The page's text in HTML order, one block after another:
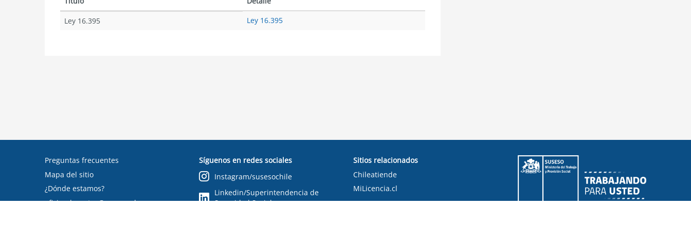
Ley 16.395 Ley 16.395
Preguntas frecuentes
Mapa del sitio
¿Dónde estamos?
oficinadepartes@suseso.cl
Síguenos en redes sociales
Instagram/susesochile
Linkedin/Superintendencia de
Seguridad Social
Sitios relacionados
Chileatiende
MiLicencia.cl